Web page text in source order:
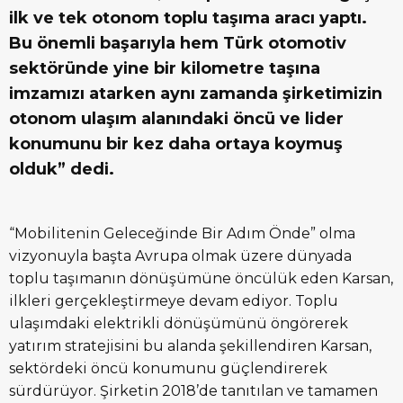
ilk ve tek otonom toplu taşıma aracı yaptı.
Bu önemli başarıyla hem Türk otomotiv
sektöründe yine bir kilometre taşına
imzamızı atarken aynı zamanda şirketimizin
otonom ulaşım alanındaki öncü ve lider
konumunu bir kez daha ortaya koymuş
olduk” dedi.
“Mobilitenin Geleceğinde Bir Adım Önde” olma
vizyonuyla başta Avrupa olmak üzere dünyada
toplu taşımanın dönüşümüne öncülük eden Karsan,
ilkleri gerçekleştirmeye devam ediyor. Toplu
ulaşımdaki elektrikli dönüşümünü öngörerek
yatırım stratejisini bu alanda şekillendiren Karsan,
sektördeki öncü konumunu güçlendirerek
sürdürüyor. Şirketin 2018’de tanıtılan ve tamamen